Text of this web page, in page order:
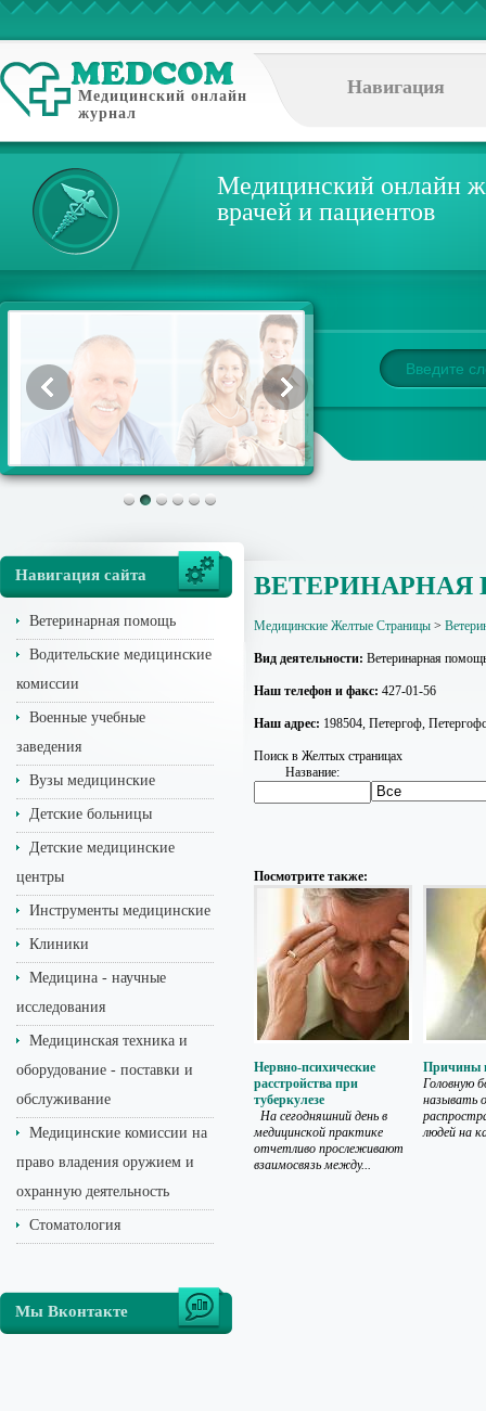
Медицинский онлайн
журнал
Навигация
Медицинский онлайн
врачей и пациентов
Навигация сайта
Ветеринарная помощь
Водительские медицинские
комиссии
Военные учебные
заведения
Вузы медицинские
Детские больницы
Детские медицинские
центры
Инструменты медицинские
Клиники
Медицина - научные
исследования
Медицинская техника и
оборудование - поставки и
обслуживание
Медицинские комиссии на
право владения оружием и
охранную деятельность
Стоматология
Мы Вконтакте
ВЕТЕРИНАРНАЯ
Медицинские Желтые Страницы >
Вид деятельности: Ветеринарная
Наш телефон и факс: 427-01-56
Наш адрес: 198504, Петергоф,
Поиск в Желтых страницах
Название:
Посмотрите также:
Нервно-психические
расстройства при
туберкулезе
На сегодняшний день в
медицинской практике
отчетливо прослеживают
взаимосвязь между...
Причины
Головную
называть
людей на